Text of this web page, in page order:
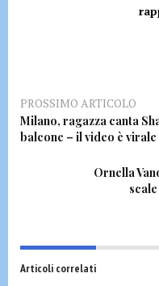
PROSSIMO ARTICOLO
Milano, ragazza canta
balcone – il video è virale
Ornella
Articoli correlati